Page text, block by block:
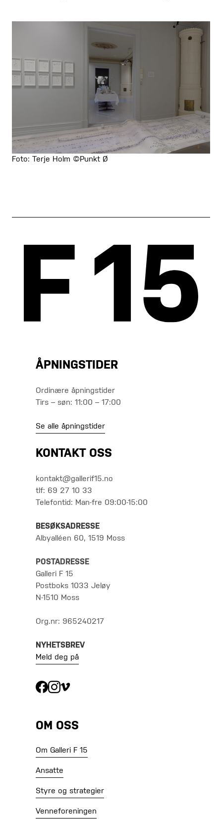
Foto: Terje Holm ©Punkt Ø
ÅPNINGSTIDER
Ordinære åpningstider
Tirs – søn: 11:00 – 17:00
Se alle åpningstider
KONTAKT OSS
kontakt@gallerif15.no
tlf: 69 27 10 33
Telefontid: Man-fre 09:00-15:00
BESØKSADRESSE
Albyalléen 60, 1519 Moss
POSTADRESSE
Galleri F 15
Postboks 1033 Jeløy
N-1510 Moss
Org.nr: 965240217
NYHETSBREV
Meld deg på
OM OSS
Om Galleri F 15
Ansatte
Styre og strategier
Venneforeningen